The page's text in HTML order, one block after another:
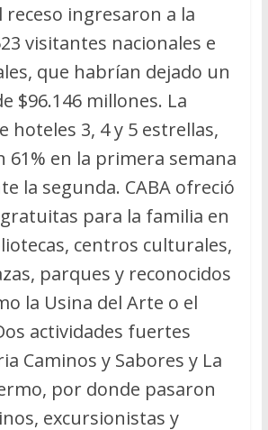
receso ingresaron a la
visitantes nacionales e
que habrían dejado un
$96.146 millones. La
hoteles 3, 4 y 5 estrellas,
61% en la primera semana
la segunda. CABA ofreció
para la familia en
centros culturales,
parques y reconocidos
la Usina del Arte o el
actividades fuertes
Caminos y Sabores y La
por donde pasaron
excursionistas y